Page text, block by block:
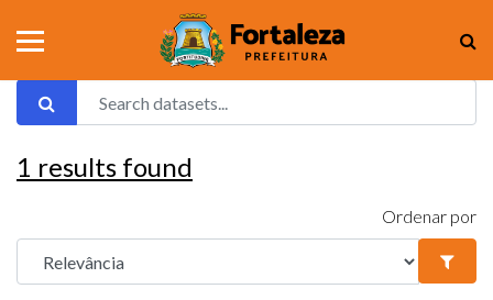
1 results found
Ordenar por